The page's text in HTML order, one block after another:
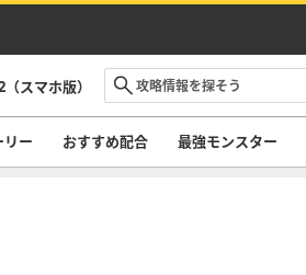
スマホ版）
リー おすすめ配合 最強モンスター